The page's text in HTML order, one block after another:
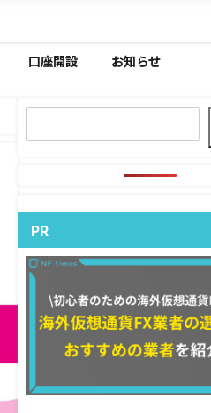
口座開設 お知らせ
PR